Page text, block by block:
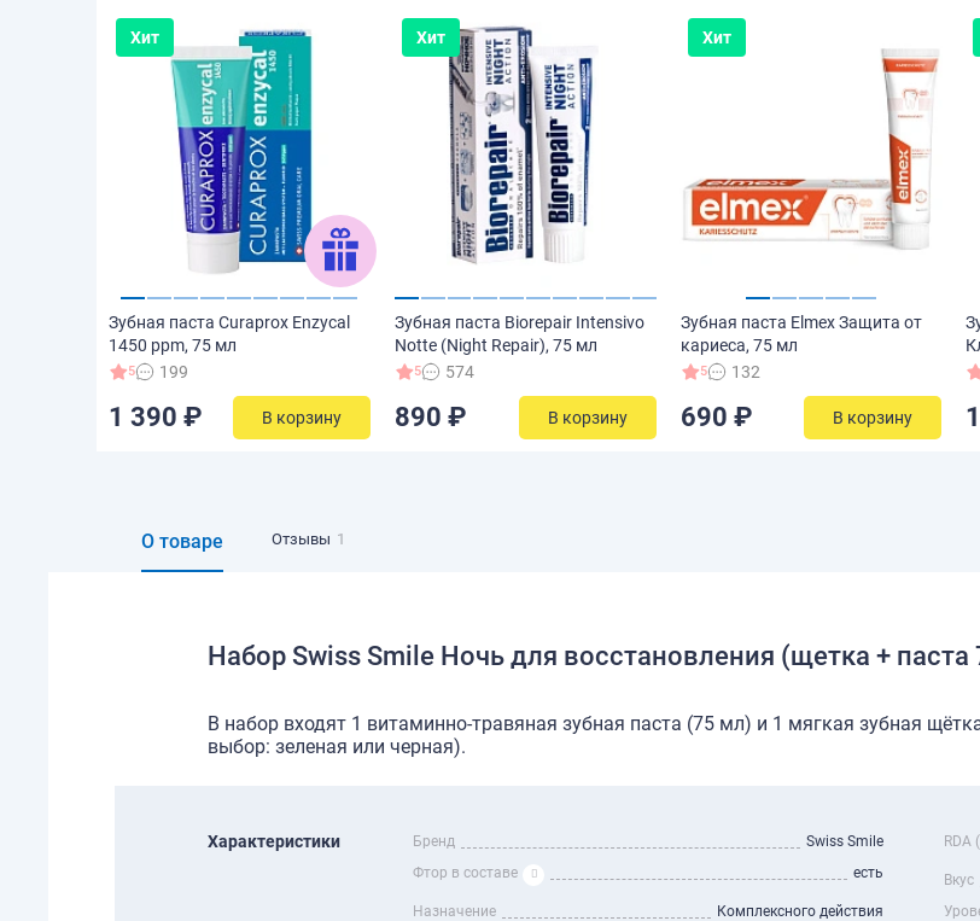
Хит
Зубная паста Curaprox Enzycal
1450 ppm, 75 мл
5 199
1 390 ₽ В корзину
Хит
Зубная паста Biorepair Intensivo
Notte (Night Repair), 75 мл
5 574
890 ₽ В корзину
Хит
Зубная паста Elmex Защита от
кариеса, 75 мл
5 132
690 ₽ В корзину
О товаре Отзывы 1
Набор Swiss Smile Ночь для восстановления (щетка +
В набор входят 1 витаминно-травяная зубная паста (75 мл) и 1 мягкая зубная
выбор: зеленая или черная).
Характеристики Бренд
Swiss Smile
Фтор в составе
есть
Назначение
Комплексного действия
RDA
Вкус